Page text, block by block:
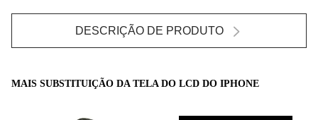
DESCRIÇÃO DE PRODUTO
MAIS SUBSTITUIÇÃO DA TELA DO LCD DO IPHONE